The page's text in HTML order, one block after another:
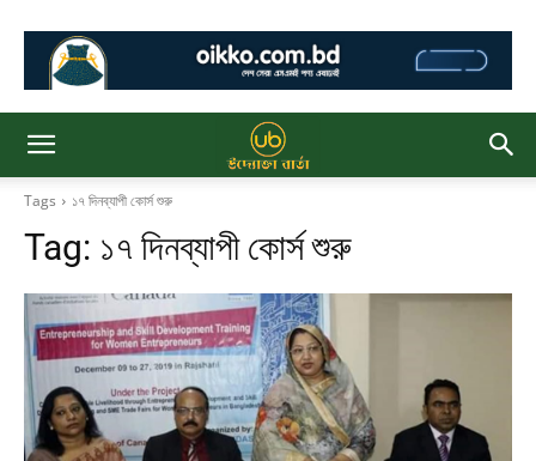
Tags ১৭ দিনব্যাপী কোর্স শুরু
Tag: ১৭ দিনব্যাপী কোর্স শুরু